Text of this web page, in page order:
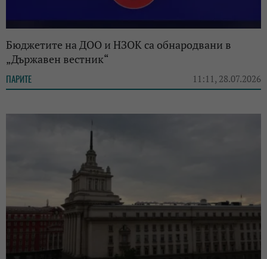
Бюджетите на ДОО и НЗОК са обнародвани в
„Държавен вестник“
ПАРИТЕ 11:11, 28.07.2026